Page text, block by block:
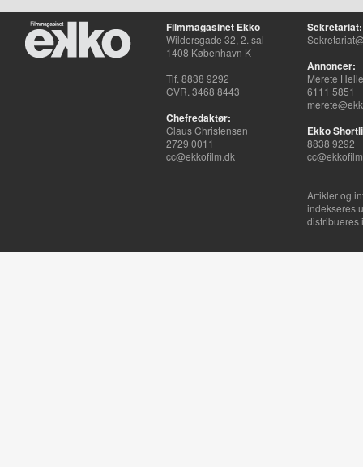
Filmmagasinet Ekko
Wildersgade 32, 2. sal
1408 København K
Tlf. 8838 9292
CVR. 3468 8443
Chefredaktør:
Claus Christensen
2729 0011
cc@ekkofilm.dk
Sekretariat:
Annoncer:
Merete
6111 5851
Ekko
8838 9292
Artikler og
indekseres
distribueres